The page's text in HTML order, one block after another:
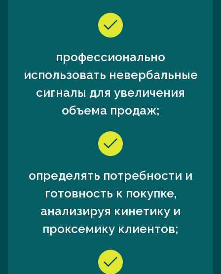
профессионально
использовать невербальные
сигналы для увеличения
объема продаж;
определять потребности и
готовность к покупке,
анализируя кинетику и
проксемику клиентов;